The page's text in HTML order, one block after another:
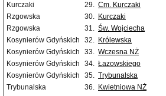
Kurczaki
29. Cm. Kurczaki
Rzgowska
30. Kurczaki
Rzgowska
31. Św. Wojciecha
Kosynierów Gdyńskich
32. Królewska
Kosynierów Gdyńskich
33. Wczesna NŻ
Kosynierów Gdyńskich
34. Łazowskiego
Kosynierów Gdyńskich
35. Trybunalska
Trybunalska
36. Kwietniowa NŻ